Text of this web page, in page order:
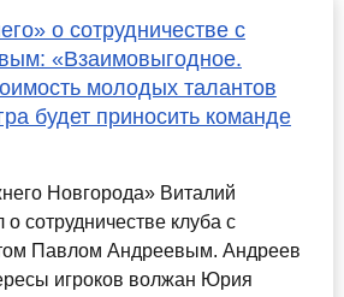
о сотрудничестве с
«Взаимовыгодное.
молодых талантов
будет приносить команде
Новгорода» Виталий
о сотрудничестве клуба с
Павлом Андреевым. Андреев
игроков волжан Юрия